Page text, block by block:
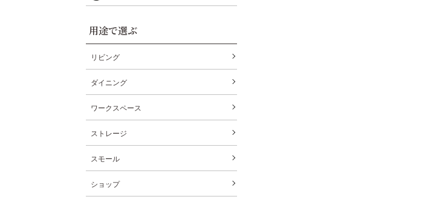
用途で選ぶ
リビング
ダイニング
ワークスペース
ストレージ
スモール
ショップ